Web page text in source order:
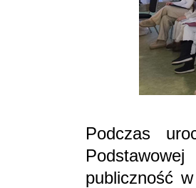
Podczas
publiczność